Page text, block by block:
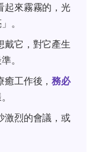
起來霧霧的，光
。
戴它，對它產生
。
癒工作後，務必
激烈的會議，或